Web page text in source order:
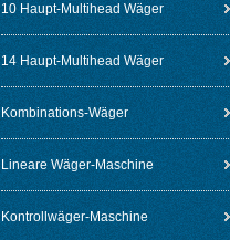
10 Haupt-Multihead Wäger
14 Haupt-Multihead Wäger
Kombinations-Wäger
Lineare Wäger-Maschine
Kontrollwäger-Maschine